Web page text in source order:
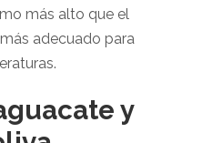
más alto que el
adecuado para
y